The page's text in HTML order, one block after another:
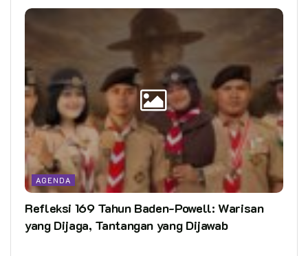
AGENDA
Refleksi 169 Tahun Baden-Powell: Warisan
yang Dijaga, Tantangan yang Dijawab